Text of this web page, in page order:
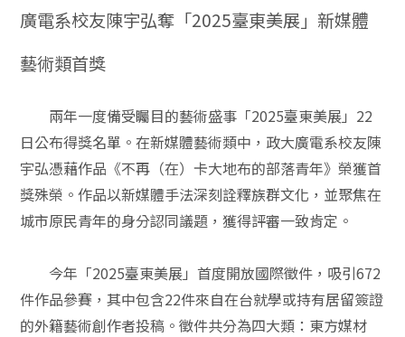
廣電系校友陳宇弘奪「2025臺東美展」新媒體
藝術類首獎
兩年一度備受矚目的藝術盛事「2025臺東美展」22
日公布得獎名單。在新媒體藝術類中，政大廣電系校友陳
宇弘憑藉作品《不再（在）卡大地布的部落青年》榮獲首
獎殊榮。作品以新媒體手法深刻詮釋族群文化，並聚焦在
城市原民青年的身分認同議題，獲得評審一致肯定。
今年「2025臺東美展」首度開放國際徵件，吸引672
件作品參賽，其中包含22件來自在台就學或持有居留簽證
的外籍藝術創作者投稿。徵件共分為四大類：東方媒材